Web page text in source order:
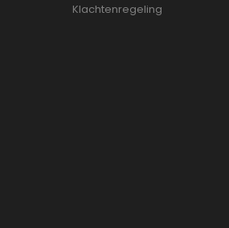
Klachtenregeling